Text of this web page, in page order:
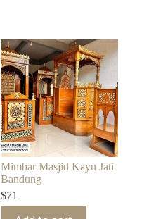
Mimbar Masjid Kayu Jati
Bandung
$71